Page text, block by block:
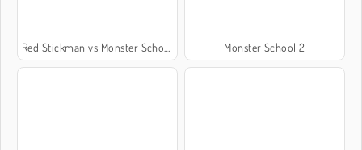
Red Stickman vs Monster School Monster School 2